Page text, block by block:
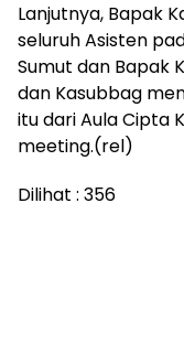
Lanjutnya, Bapak
seluruh Asisten
Sumut dan Bapak
dan Kasubbag
itu dari Aula Cipta
meeting.(rel)
Dilihat : 356